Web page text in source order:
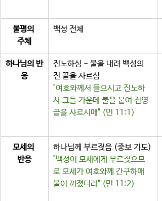
불평의
주체
백성 전체
하나님의 반
응
진노하심 - 불을 내려 백성의
진 끝을 사르심
"여호와께서 들으시고 진노하
사 그들 가운데 불을 붙여 진영
끝을 사르시매" (민 11:1)
모세의
반응
하나님께 부르짖음 (중보 기도)
"백성이 모세에게 부르짖으므
로 모세가 여호와께 간구하매
불이 꺼졌더라" (민 11:2)